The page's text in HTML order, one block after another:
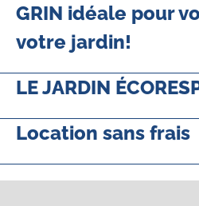
GRIN idéale pour
votre jardin!
LE JARDIN
Location sans frais